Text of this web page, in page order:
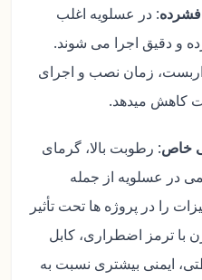
: در عسلویه اغلب
و دقیق اجرا می شوند.
زمان نصب و اجرای
کاهش میدهد.
خاص: رطوبت بالا، گرمای
در عسلویه از جمله
را در پروژه ها تحت تأثیر
با ترمز اضطراری، کابل
ایمنی بیشتری نسبت به